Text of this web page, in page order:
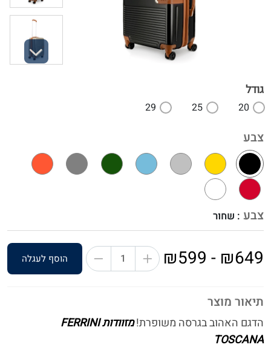
תיאור מוצר
הדגם האהוב בגרסה משופרת!
מזוודות FERRINI
TOSCANA
צבע
צבע : שחור
גודל
20
25
29
₪649 - ₪599 הוסף לעגלה
Next